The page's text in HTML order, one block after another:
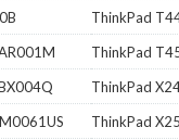
ThinkPad
ThinkPad
ThinkPad
ThinkPad